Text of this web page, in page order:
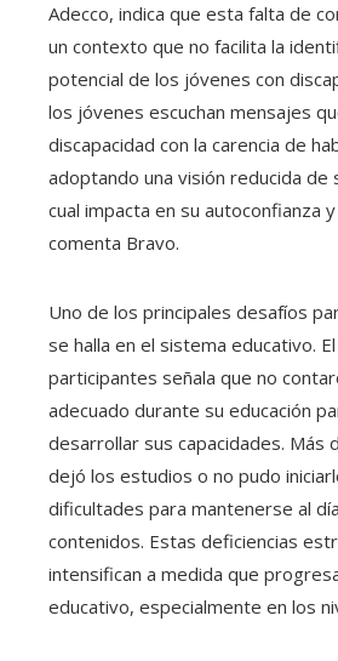
Adecco, indica que esta falta de
un contexto que no facilita la
potencial de los jóvenes con
los jóvenes escuchan mensajes
discapacidad con la carencia de
adoptando una visión reducida de
cual impacta en su autoconfianza
comenta Bravo.
Uno de los principales desafíos
se halla en el sistema educativo.
participantes señala que no
adecuado durante su educación
desarrollar sus capacidades. Más
dejó los estudios o no pudo
dificultades para mantenerse al
contenidos. Estas deficiencias
intensifican a medida que
educativo, especialmente en los